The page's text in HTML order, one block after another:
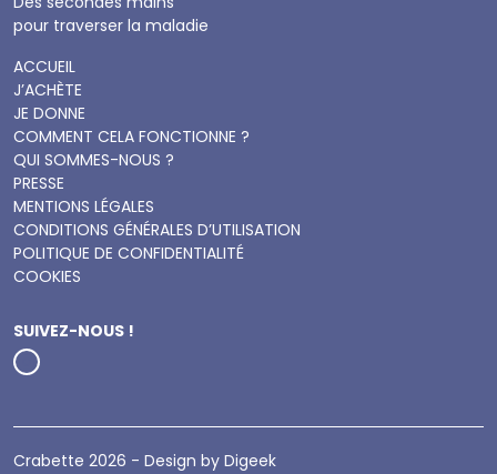
pour traverser la maladie
ACCUEIL
J’ACHÈTE
JE DONNE
COMMENT CELA FONCTIONNE ?
QUI SOMMES-NOUS ?
PRESSE
MENTIONS LÉGALES
CONDITIONS GÉNÉRALES D’UTILISATION
POLITIQUE DE CONFIDENTIALITÉ
COOKIES
SUIVEZ-NOUS !
Instagram
Crabette 2026 - Design by Digeek